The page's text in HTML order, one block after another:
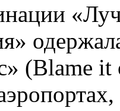
(Blame